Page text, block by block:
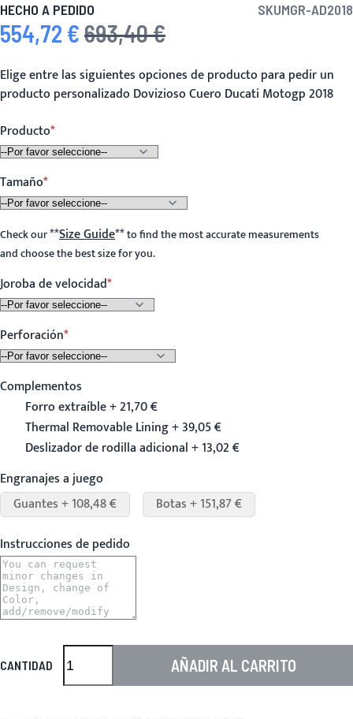
HECHO A PEDIDO SKUMGR-AD2018
Precio especial
554,72 € Precio habitual
693,40 €
Elige entre las siguientes opciones de producto para pedir un
producto personalizado Dovizioso Cuero Ducati Motogp 2018
Producto
Tamaño
Check our**Size Guide**to find the most accurate measurements
and choose the best size for you.
Joroba de velocidad
Perforación
Complementos
Forro extraíble + 21,70 €
Thermal Removable Lining + 39,05 €
Deslizador de rodilla adicional + 13,02 €
Engranajes a juego
Guantes + 108,48 €
Botas + 151,87 €
Instrucciones de pedido
CANTIDAD AÑADIR AL CARRITO